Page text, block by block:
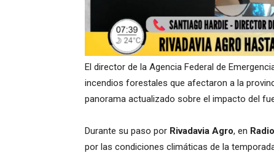
El director de la Agencia Federal de
incendios forestales que afectaron a la
panorama actualizado sobre el impacto del
Durante su paso por Rivadavia Agro, en
por las condiciones climáticas de la